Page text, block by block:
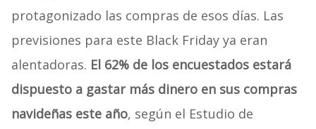
protagonizado las compras de esos días. Las
previsiones para este Black Friday ya eran
alentadoras. El 62% de los encuestados estará
dispuesto a gastar más dinero en sus compras
navideñas este año, según el Estudio de